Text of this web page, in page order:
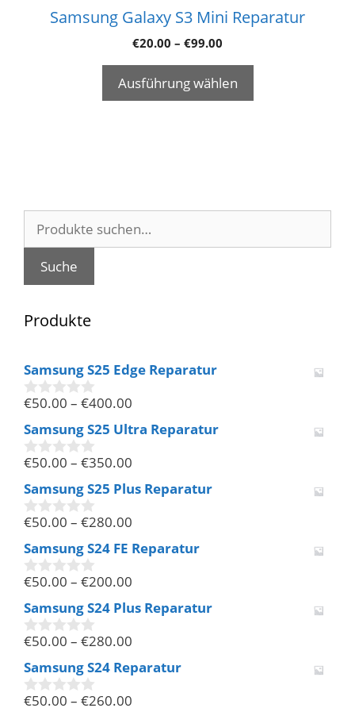
Samsung Galaxy S3 Mini Reparatur
€20.00 – €99.00
Ausführung wählen
nach:
Suche
Produkte
Samsung S25 Edge Reparatur
0
o
n
5
€50.00 – €400.00
Samsung S25 Ultra Reparatur
0
o
n
5
€50.00 – €350.00
Samsung S25 Plus Reparatur
0
o
n
5
€50.00 – €280.00
Samsung S24 FE Reparatur
0
o
n
5
€50.00 – €200.00
Samsung S24 Plus Reparatur
0
o
n
5
€50.00 – €280.00
Samsung S24 Reparatur
0
€50.00 – €260.00